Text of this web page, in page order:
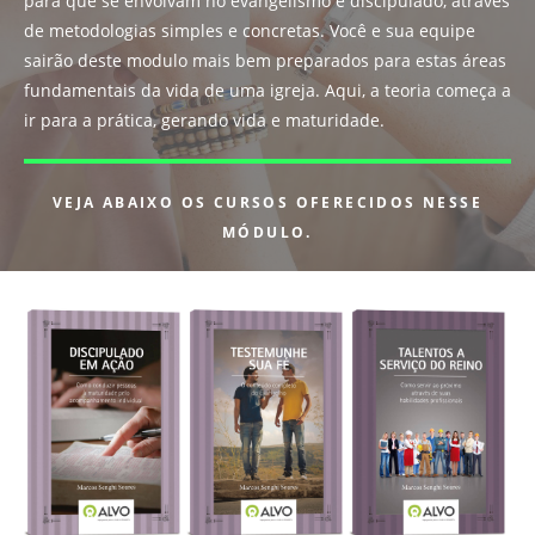
de metodologias simples e concretas. Você e sua equipe
sairão deste modulo mais bem preparados para estas áreas
fundamentais da vida de uma igreja. Aqui, a teoria começa a
ir para a prática, gerando vida e maturidade.
VEJA ABAIXO OS CURSOS OFERECIDOS NESSE
MÓDULO.